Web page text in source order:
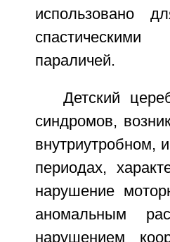
использовано
параличей.
Детский
синдромов,
внутриутробном,
периодах,
нарушение
аномальным
нарушением